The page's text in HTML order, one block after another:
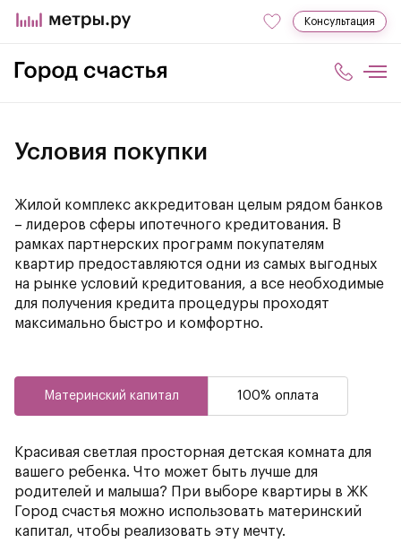
Консультация
Условия покупки
Жилой комплекс аккредитован целым рядом банков
– лидеров сферы ипотечного кредитования. В
рамках партнерских программ покупателям
квартир предоставляются одни из самых выгодных
на рынке условий кредитования, а все необходимые
для получения кредита процедуры проходят
максимально быстро и комфортно.
Материнский капитал 100% оплата
Красивая светлая просторная детская комната для
вашего ребенка. Что может быть лучше для
родителей и малыша? При выборе квартиры в ЖК
Город счастья можно использовать материнский
капитал, чтобы реализовать эту мечту.